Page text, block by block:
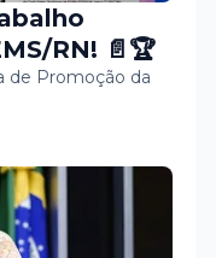
RN! 📄🏆
de Promoção da